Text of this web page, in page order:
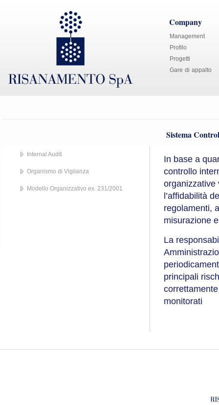
Company
Management
Profilo
Progetti
Gare di appalto
Sistema
In base a
controllo
organizzative
l’affidabilità
regolamenti,
misurazione
La
principali
monitorati
Internal Audit
Organismo di Vigilanza
Modello Organizzativo ex. 231/2001